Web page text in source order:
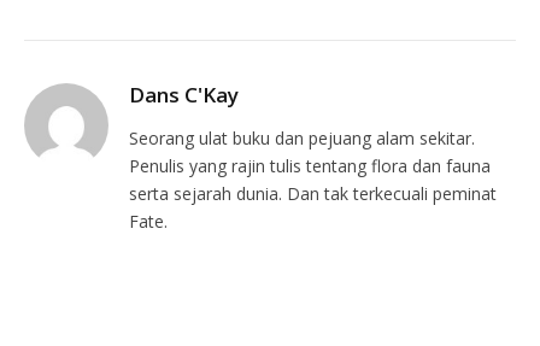
Dans C'Kay
Seorang ulat buku dan pejuang alam sekitar.
Penulis yang rajin tulis tentang flora dan fauna
serta sejarah dunia. Dan tak terkecuali peminat
Fate.